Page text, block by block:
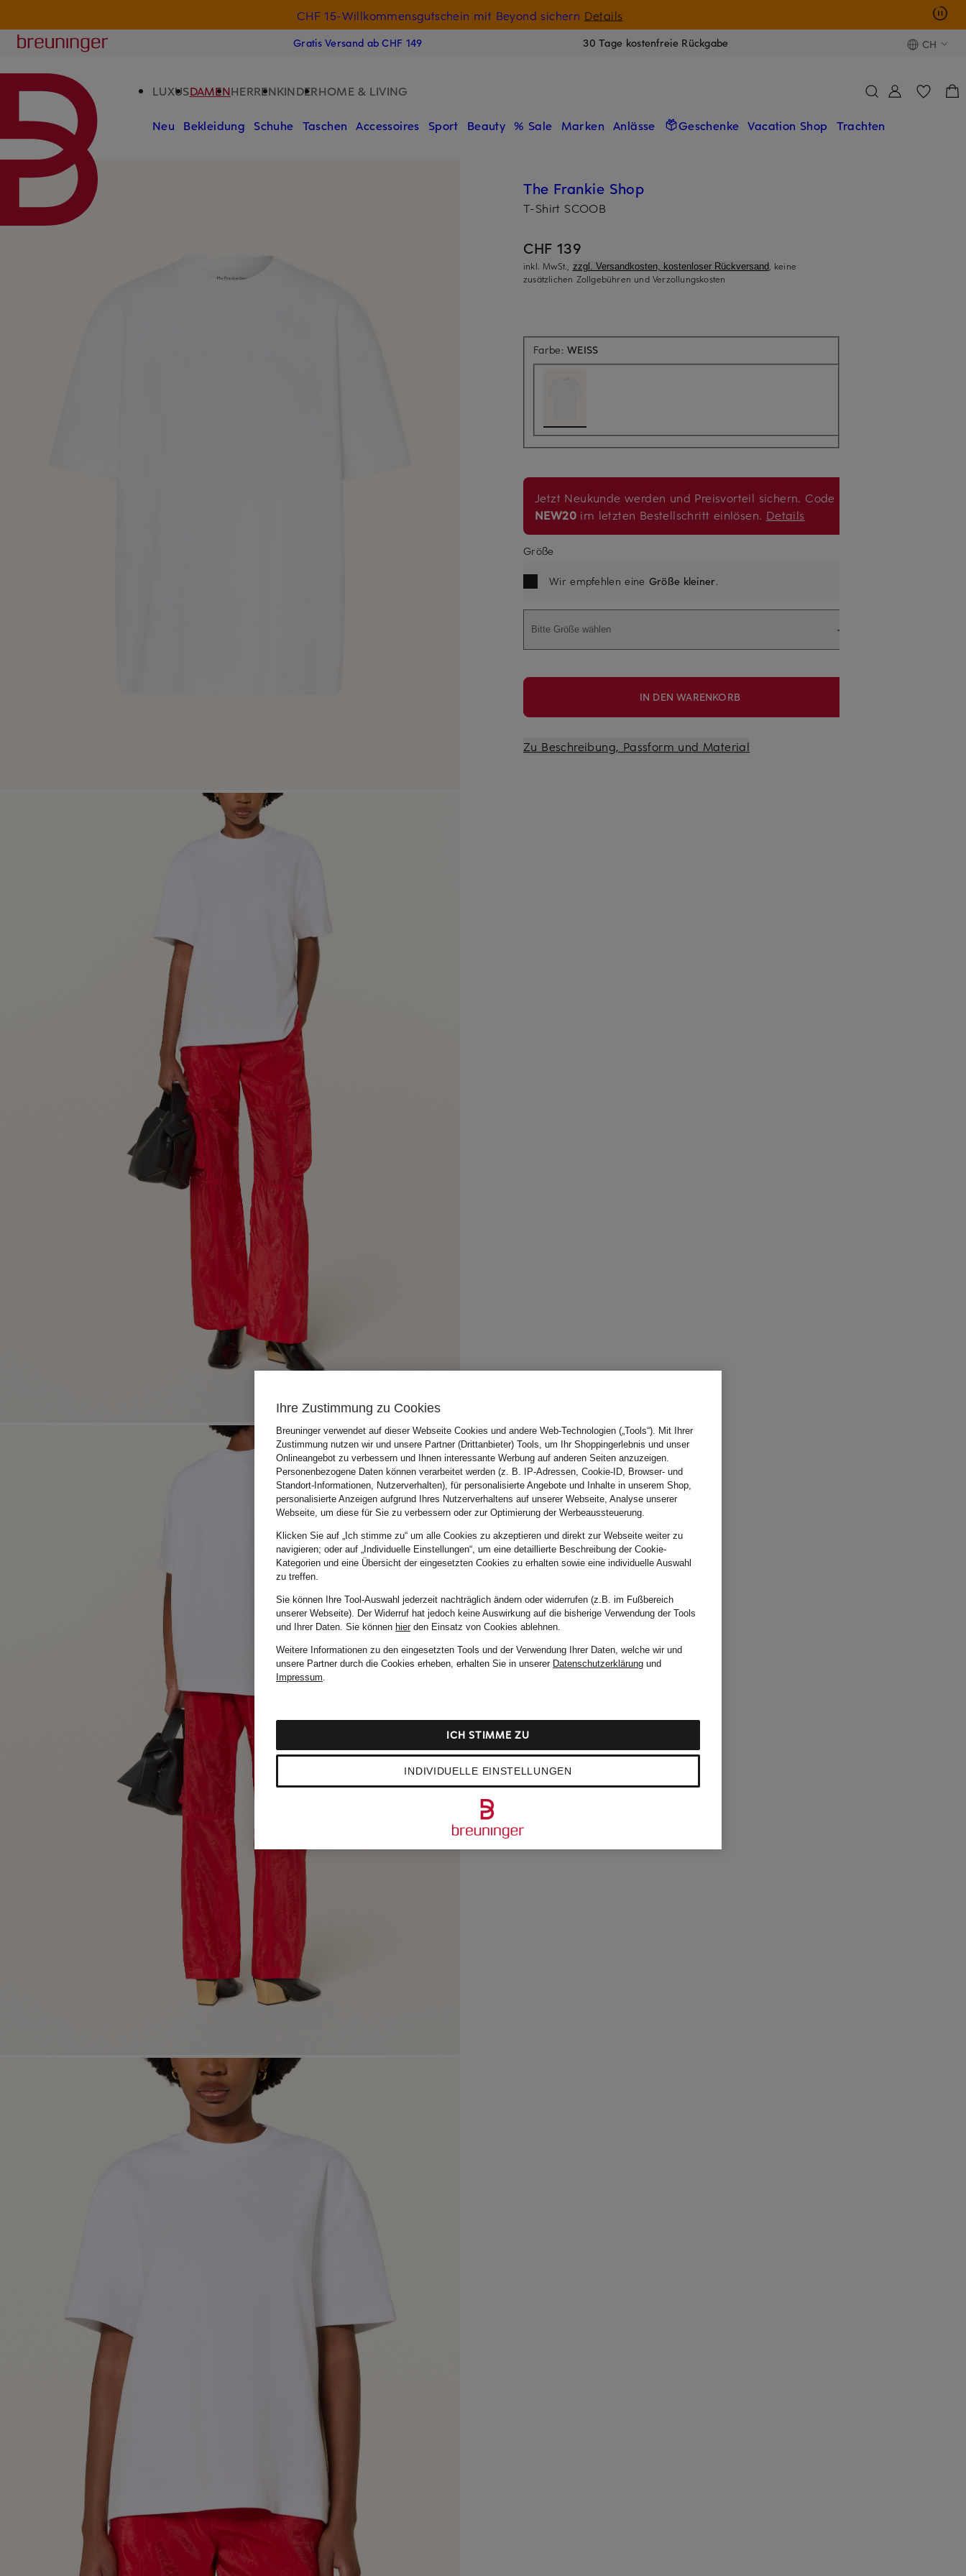
CHF 15-Willkommensgutschein mit Beyond sichern Details
Breuninger
Gratis Versand ab CHF 149 30 Tage kostenfreie Rückgabe CH
LUXUSDAMENHERRENKINDERHOME & LIVING
Neu Bekleidung Schuhe Taschen Accessoires Sport Beauty % Sale Marken Anlässe Geschenke Vacation Shop Trachten
The Frankie Shop
T-Shirt SCOOB
CHF 139
inkl. MwSt., zzgl. Versandkosten, kostenloser Rückversand, keine
zusätzlichen Zollgebühren und Verzollungskosten
Farbe:WEISS
Jetzt Neukunde werden und Preisvorteil sichern. Code
NEW20 im letzten Bestellschritt einlösen. Details
Größe
Wir empfehlen eine Größe kleiner.
Bitte Größe wählen
IN DEN WARENKORB
Zu Beschreibung, Passform und Material
Ihre Zustimmung zu Cookies
Breuninger verwendet auf dieser Webseite Cookies und andere Web-Technologien („Tools“). Mit Ihrer
Zustimmung nutzen wir und unsere Partner (Drittanbieter) Tools, um Ihr Shoppingerlebnis und unser
Onlineangebot zu verbessern und Ihnen interessante Werbung auf anderen Seiten anzuzeigen.
Personenbezogene Daten können verarbeitet werden (z. B. IP-Adressen, Cookie-ID, Browser- und
Standort-Informationen, Nutzerverhalten), für personalisierte Angebote und Inhalte in unserem Shop,
personalisierte Anzeigen aufgrund Ihres Nutzerverhaltens auf unserer Webseite, Analyse unserer
Webseite, um diese für Sie zu verbessern oder zur Optimierung der Werbeaussteuerung.
Klicken Sie auf „Ich stimme zu“ um alle Cookies zu akzeptieren und direkt zur Webseite weiter zu
navigieren; oder auf „Individuelle Einstellungen“, um eine detaillierte Beschreibung der Cookie-
Kategorien und eine Übersicht der eingesetzten Cookies zu erhalten sowie eine individuelle Auswahl
zu treffen.
Sie können Ihre Tool-Auswahl jederzeit nachträglich ändern oder widerrufen (z.B. im Fußbereich
unserer Webseite). Der Widerruf hat jedoch keine Auswirkung auf die bisherige Verwendung der Tools
und Ihrer Daten. Sie können hierden Einsatz von Cookies ablehnen.
Weitere Informationen zu den eingesetzten Tools und der Verwendung Ihrer Daten, welche wir und
unsere Partner durch die Cookies erheben, erhalten Sie in unserer Datenschutzerklärung und
Impressum.
INDIVIDUELLE EINSTELLUNGEN
ICH STIMME ZU